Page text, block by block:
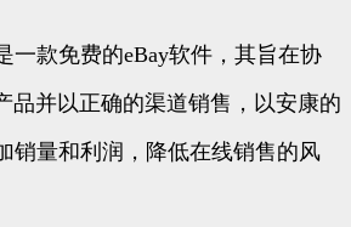
一款免费的eBay软件，其旨在协
品并以正确的渠道销售，以安康的
销量和利润，降低在线销售的风